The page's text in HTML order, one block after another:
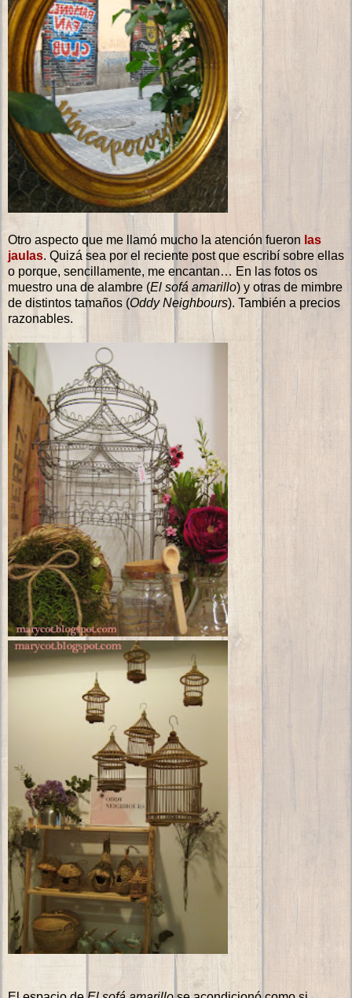
Otro aspecto que me llamó mucho la atención fueron las
jaulas. Quizá sea por el reciente post que escribí sobre ellas
o porque, sencillamente, me encantan… En las fotos os
muestro una de alambre (El sofá amarillo) y otras de mimbre
de distintos tamaños (Oddy Neighbours). También a precios
razonables.